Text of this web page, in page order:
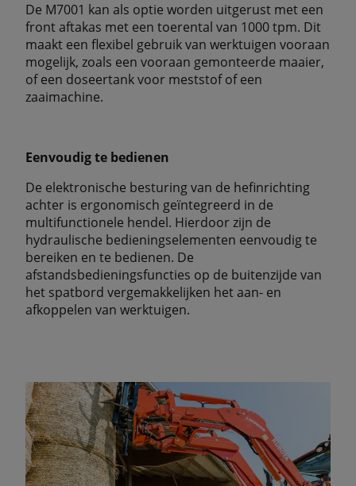
De M7001 kan als optie worden uitgerust met een
front aftakas met een toerental van 1000 tpm. Dit
maakt een flexibel gebruik van werktuigen vooraan
mogelijk, zoals een vooraan gemonteerde maaier,
of een doseertank voor meststof of een
zaaimachine.
Eenvoudig te bedienen
De elektronische besturing van de hefinrichting
achter is ergonomisch geïntegreerd in de
multifunctionele hendel. Hierdoor zijn de
hydraulische bedieningselementen eenvoudig te
bereiken en te bedienen. De
afstandsbedieningsfuncties op de buitenzijde van
het spatbord vergemakkelijken het aan- en
afkoppelen van werktuigen.